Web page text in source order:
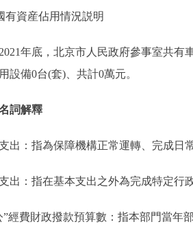
資産佔用情況説明
年底，北京市人民政府參事室共有車
設備0台(套)、共計0萬元。
詞解釋
：指為保障機構正常運轉、完成日
：指在基本支出之外為完成特定行
費財政撥款預算數：指本部門當年部